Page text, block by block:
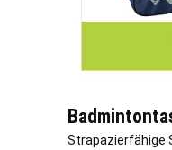
Strapazierfähige